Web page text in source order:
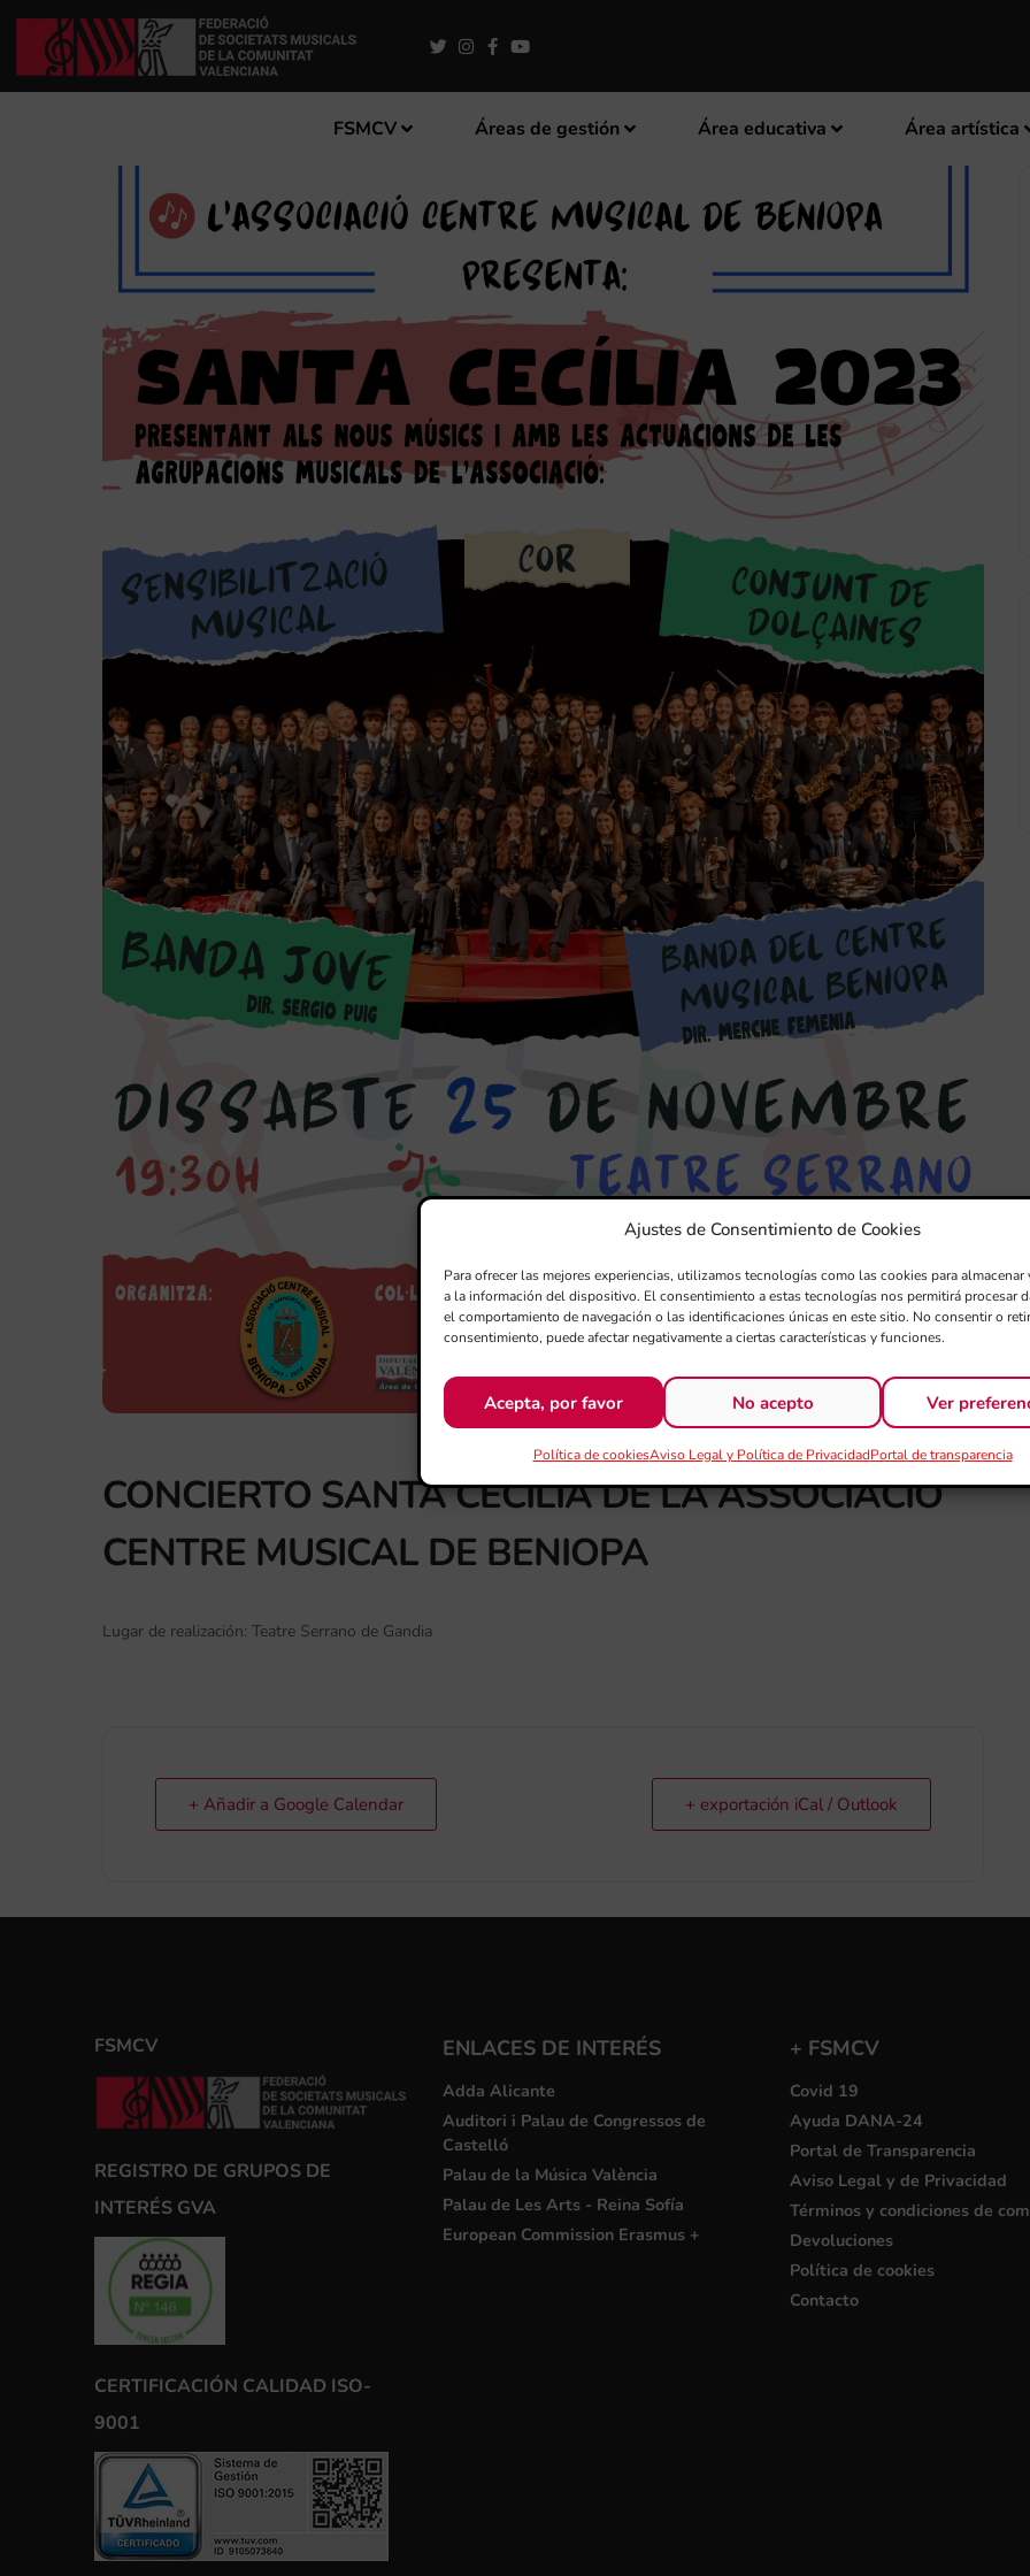
Ajustes de Consentimiento de Cookies
Para ofrecer las mejores experiencias, utilizamos tecnologías como las cookies para almacenar
a la información del dispositivo. El consentimiento a estas tecnologías nos permitirá procesar
el comportamiento de navegación o las identificaciones únicas en este sitio. No consentir o
consentimiento, puede afectar negativamente a ciertas características y funciones.
Acepta, por favor No acepto Ver
Política de cookiesAviso Legal y Política de PrivacidadPortal de transparencia
FSMCV Áreas de gestión Área educativa Área artística
CONCIERTO SANTA CECILIA DE LA ASSOCIACIÓ
CENTRE MUSICAL DE BENIOPA
Lugar de realización: Teatre Serrano de Gandia
+ Añadir a Google Calendar + exportación iCal / Outlook
FSMCV
REGISTRO DE GRUPOS DE
INTERÉS GVA
CERTIFICACIÓN CALIDAD ISO-
9001
ENLACES DE INTERÉS
Adda Alicante
Auditori i Palau de Congressos de
Castelló
Palau de la Música València
Palau de Les Arts - Reina Sofía
European Commission Erasmus +
+ FSMCV
Covid 19
Ayuda DANA-24
Portal de Transparencia
Aviso Legal y de Privacidad
Términos y condiciones de
Devoluciones
Política de cookies
Contacto